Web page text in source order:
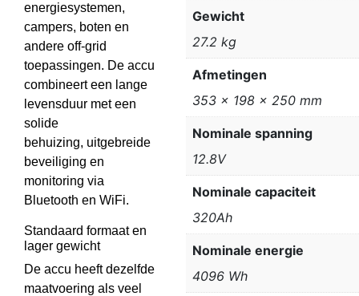
energiesystemen,
campers, boten en
andere off-grid
toepassingen. De accu
combineert een lange
levensduur met een
solide
behuizing, uitgebreide
beveiliging en
monitoring via
Bluetooth en WiFi.
Standaard formaat en
lager gewicht
De accu heeft dezelfde
maatvoering als veel
Gewicht
27.2 kg
Afmetingen
353 x 198 x 250 mm
Nominale spanning
12.8V
Nominale capaciteit
320Ah
Nominale energie
4096 Wh